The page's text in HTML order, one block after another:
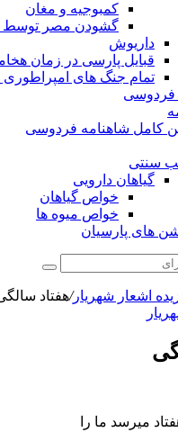
کمبوجیه و مغان
گشودن مصر توسط
داریوش
قبایل پارسی در زمان
تمام جنگ های امپراطوری
فردوسی
کامل شاهنامه فردوسی
سنتی
گیاهان دارویی
خواص گیاهان
خواص میوه ها
های پارسیان
جستجو
برای
اشعار شهریار/هفتاد
میرسد ما را